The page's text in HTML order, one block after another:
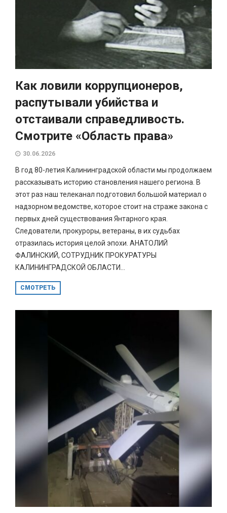
Как ловили коррупционеров,
распутывали убийства и
отстаивали справедливость.
Смотрите «Область права»
30.06.2026
В год 80-летия Калининградской области мы продолжаем
рассказывать историю становления нашего региона. В
этот раз наш телеканал подготовил большой материал о
надзорном ведомстве, которое стоит на страже закона с
первых дней существования Янтарного края.
Следователи, прокуроры, ветераны, в их судьбах
отразилась история целой эпохи. АНАТОЛИЙ
ФАЛИНСКИЙ, СОТРУДНИК ПРОКУРАТУРЫ
КАЛИНИНГРАДСКОЙ ОБЛАСТИ...
СМОТРЕТЬ